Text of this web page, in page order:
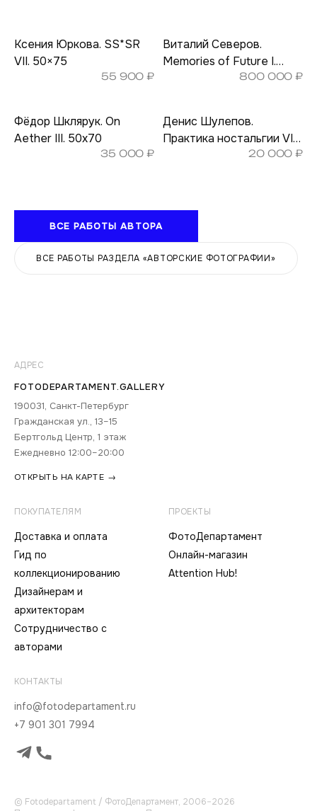
Ксения Юркова. SS*SR
VII. 50×75
55 900₽
Фёдор Шклярук. On
Aether III. 50х70
35 000₽
Виталий Северов.
Memories of Future I.
800 000₽
Денис Шулепов.
Практика ностальгии VIII.
20 000₽
ВСЕ РАБОТЫ АВТОРА
ВСЕ РАБОТЫ РАЗДЕЛА «АВТОРСКИЕ ФОТОГРАФИИ»
АДРЕС
FOTODEPARTAMENT.GALLERY
190031, Санкт-Петербург
Гражданская ул., 13–15
Бертгольд Центр, 1 этаж
Ежедневно 12:00–20:00
ОТКРЫТЬ НА КАРТЕ →
ПОКУПАТЕЛЯМ
Доставка и оплата
Гид по
коллекционированию
Дизайнерам и
архитекторам
Сотрудничество с
авторами
ПРОЕКТЫ
ФотоДепартамент
Онлайн-магазин
Attention Hub!
КОНТАКТЫ
info@fotodepartament.ru
+7 901 301 7994
© Fotodepartament / ФотоДепартамент, 2006–2026